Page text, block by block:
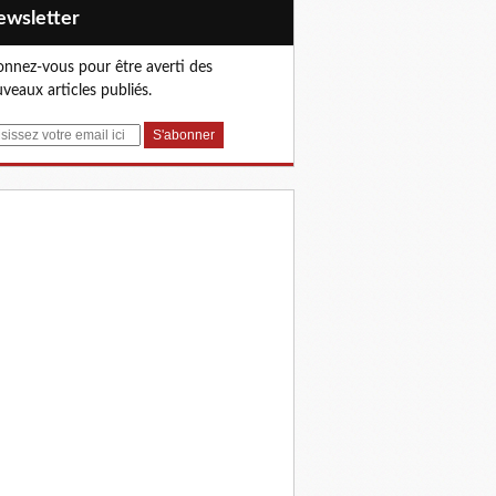
vous pour être averti des
articles publiés.